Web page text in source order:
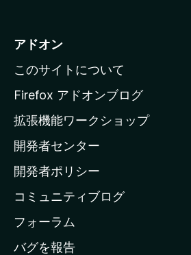
i
l
a
ホ
ー
ム
ー
ジ
へ
アドオン
このサイトについて
Firefox アドオンブログ
拡張機能ワークショップ
開発者センター
開発者ポリシー
コミュニティブログ
フォーラム
バグを報告